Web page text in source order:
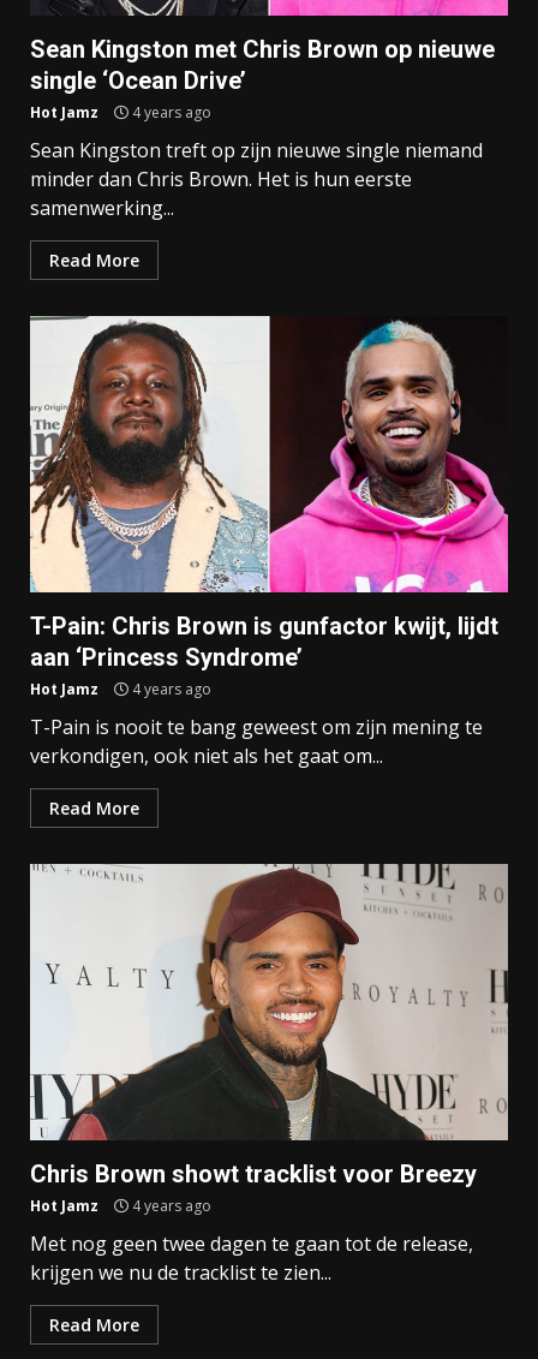
Sean Kingston met Chris Brown op nieuwe
single ‘Ocean Drive’
Hot Jamz 4 years ago
Sean Kingston treft op zijn nieuwe single niemand
minder dan Chris Brown. Het is hun eerste
samenwerking...
Read More
T-Pain: Chris Brown is gunfactor kwijt, lijdt
aan ‘Princess Syndrome’
Hot Jamz 4 years ago
T-Pain is nooit te bang geweest om zijn mening te
verkondigen, ook niet als het gaat om...
Read More
Chris Brown showt tracklist voor Breezy
Hot Jamz 4 years ago
Met nog geen twee dagen te gaan tot de release,
krijgen we nu de tracklist te zien...
Read More